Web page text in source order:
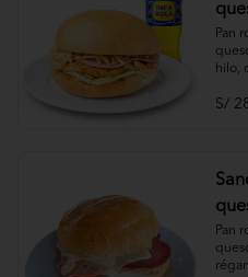
Pan
hilo,
S/
Pan